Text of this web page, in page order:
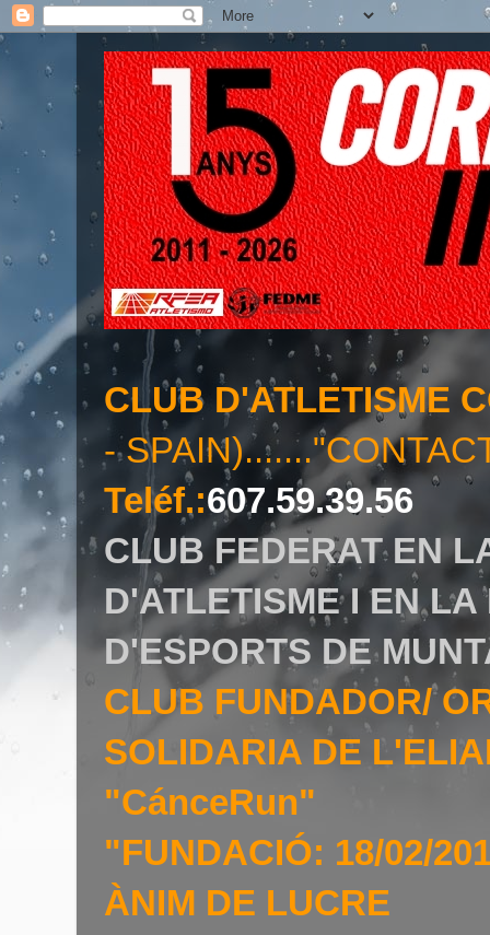
CLUB D'ATLETISME
-
Teléf.:607.59.39.56
CLUB FEDERAT EN
D'ATLETISME I EN
D'ESPORTS DE
CLUB FUNDADOR/
SOLIDARIA DE
"CánceRun"
"FUNDACIÓ: 18/02/
ÀNIM DE LUCRE